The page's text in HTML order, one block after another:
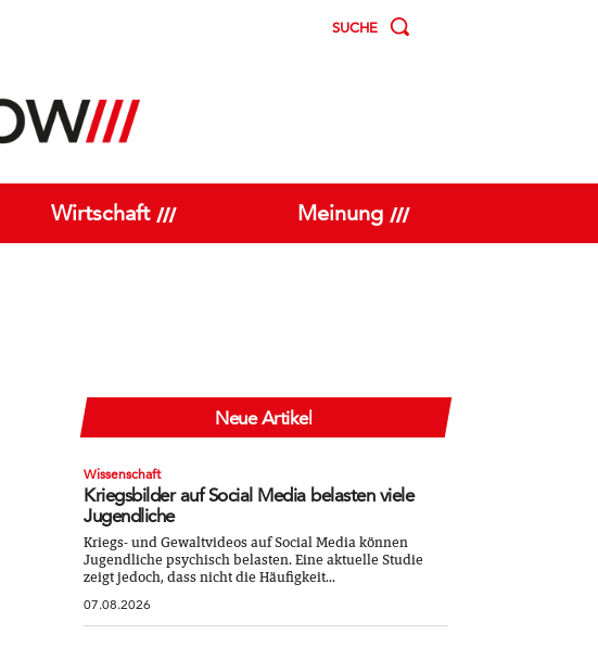
SUCHE
Wirtschaft Meinung
Neue Artikel
Wissenschaft
Kriegsbilder auf Social Media belasten viele
Jugendliche
Kriegs- und Gewaltvideos auf Social Media können
Jugendliche psychisch belasten. Eine aktuelle Studie
zeigt jedoch, dass nicht die Häufigkeit...
07.08.2026